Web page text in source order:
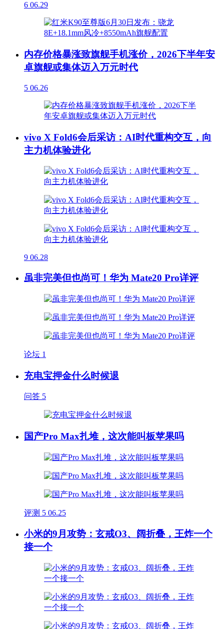
6 06.29
内存价格暴涨致旗舰手机涨价，2026下半年安
卓旗舰或集体迈入万元时代
5 06.26
vivo X Fold6会后采访：AI时代重构交互，向
主力机体验进化
9 06.28
虽非完美但也尚可！华为 Mate20 Pro详评
论坛 1
充电宝押金什么时候退
问答 5
国产Pro Max扎堆，这次能叫板苹果吗
评测 5 06.25
小米的9月攻势：玄戒O3、阔折叠，王炸一个
接一个